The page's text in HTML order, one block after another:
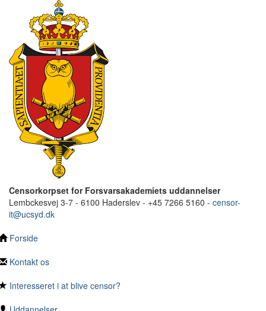
Censorkorpset for Forsvarsakademiets uddannelser
Lembckesvej 3-7 - 6100 Haderslev - +45 7266 5160 - censor-
it@ucsyd.dk
Forside
Kontakt os
Interesseret i at blive censor?